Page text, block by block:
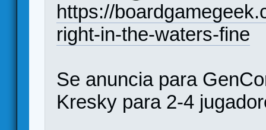
https://
right-in-the-waters-fine
Se anuncia para
Kresky para 2-4